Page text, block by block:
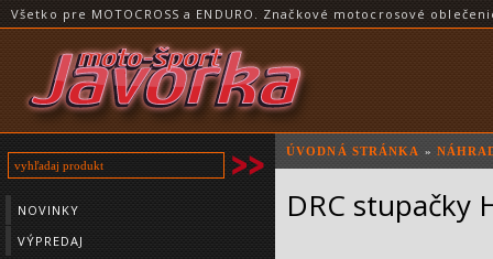
Všetko pre MOTOCROSS a ENDURO. Značkové motocrosové
NOVINKY
VÝPREDAJ
ÚVODNÁ STRÁNKA »
DRC stupačky